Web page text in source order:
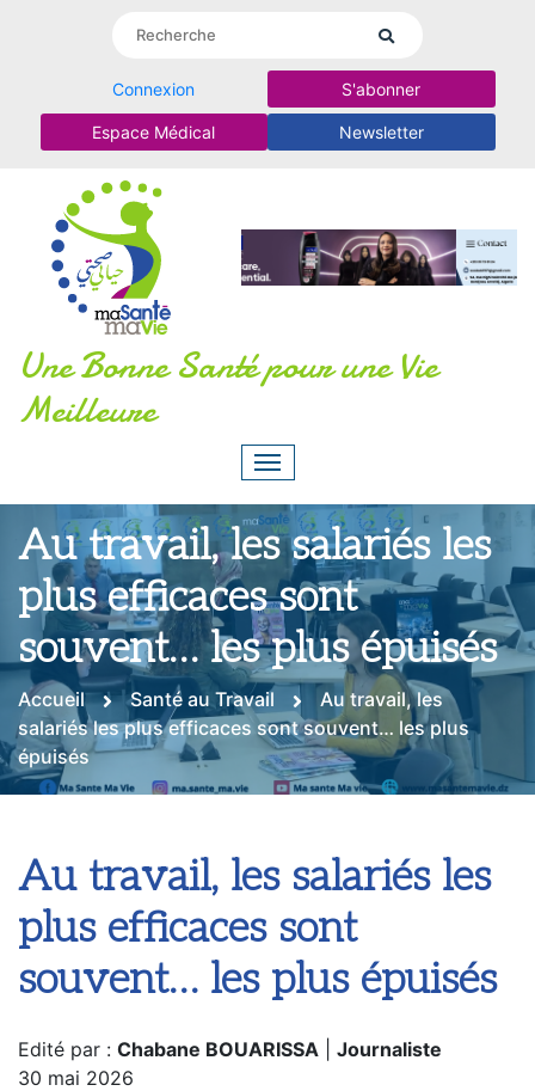
Connexion S'abonner
Espace Médical Newsletter
Une Bonne Santé pour une Vie
Meilleure
Au travail, les salariés les
plus efficaces sont
souvent… les plus épuisés
Accueil Santé au Travail
Au travail, les
salariés les plus efficaces sont souvent… les plus
épuisés
Au travail, les salariés les
plus efficaces sont
souvent… les plus épuisés
Edité par : Chabane BOUARISSA
Journaliste
30 mai 2026